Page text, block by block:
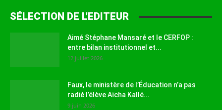
SÉLECTION DE L'EDITEUR
Aimé Stéphane Mansaré et le CERFOP :
entre bilan institutionnel et...
12 juillet 2026
Faux, le ministère de l’Éducation n’a pas
radié l’élève Aïcha Kallé...
9 juin 2026